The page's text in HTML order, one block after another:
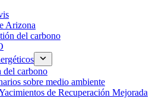
Arizona
del carbono
del carbono
sobre medio ambiente
de Recuperación Mejorada